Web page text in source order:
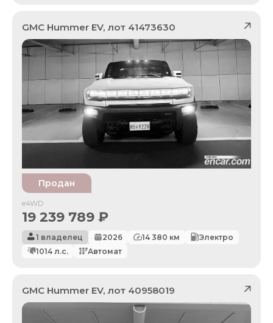
GMC Hummer EV, лот 41473630
Продан
e4WD
19 239 789 ₽
1 владелец 2026 14 380 км
Электро
1014 л.с. Автомат
GMC Hummer EV, лот 40958019